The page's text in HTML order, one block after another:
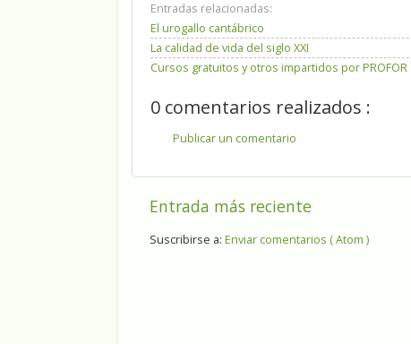
Entradas relacionadas:
El urogallo cantábrico
La calidad de vida del siglo XXI
Cursos gratuitos y otros impartidos por PROFOR
0 comentarios realizados :
Publicar un comentario
Entrada más reciente
Suscribirse a: Enviar comentarios ( Atom )